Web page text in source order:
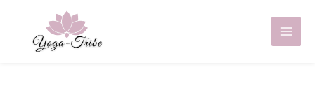
springen
Main